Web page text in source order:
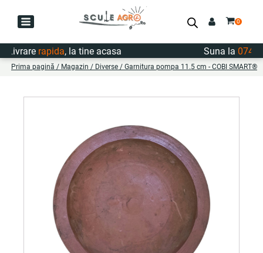
rapida, la tine acasa Suna la
Prima pagină / Magazin / Diverse / Garnitura pompa 11.5 cm - COBI SMART®